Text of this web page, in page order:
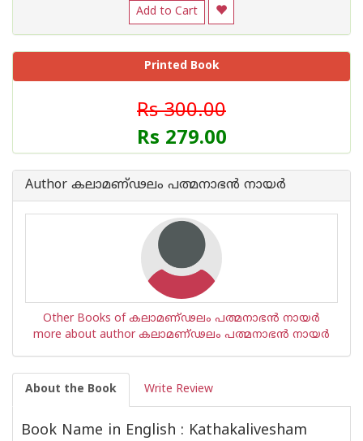
Add to Cart
Printed Book
Rs 300.00
Rs 279.00
Author കലാമണ്ഢലം പത്മനാഭന്‍ നായര്‍
Other Books of കലാമണ്ഢലം പത്മനാഭന്‍ നായര്‍
more about author കലാമണ്ഢലം പത്മനാഭന്‍ നായര്‍
About the Book Write Review
Book Name in English : Kathakalivesham